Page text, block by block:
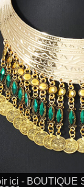
ici - BOUTIQUE